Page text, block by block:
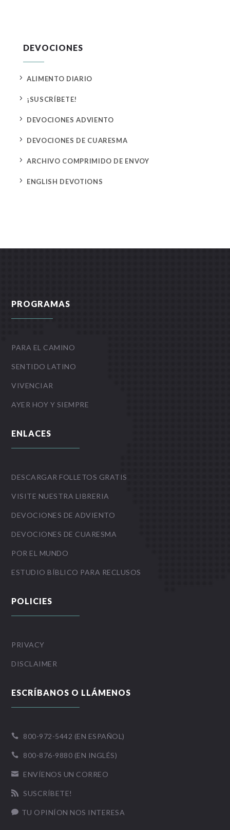
DEVOCIONES
5 ALIMENTO DIARIO
5 ¡SUSCRÍBETE!
5 DEVOCIONES ADVIENTO
5 DEVOCIONES DE CUARESMA
5 ARCHIVO COMPRIMIDO DE ENVOY
5 ENGLISH DEVOTIONS
PROGRAMAS
PARA EL CAMINO
SENTIDO LATINO
VIVENCIAR
AYER HOY Y SIEMPRE
ENLACES
DESCARGAR FOLLETOS GRATIS
VISITE NUESTRA LIBRERIA
DEVOCIONES DE ADVIENTO
DEVOCIONES DE CUARESMA
POR EL MUNDO
ESTUDIO BÍBLICO PARA RECLUSOS
POLICIES
PRIVACY
DISCLAIMER
ESCRÍBANOS O LLÁMENOS
 800-972-5442 (EN ESPAÑOL)
 800-876-9880 (EN INGLÉS)
 ENVÍENOS UN CORREO
 SUSCRÍBETE!
 TU OPINÍON NOS INTERESA